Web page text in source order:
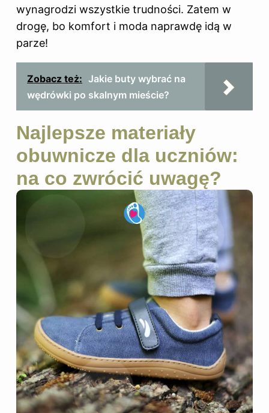
wynagrodzi wszystkie trudności. Zatem w
drogę, bo komfort i moda naprawdę idą w
parze!
Zobacz też: Jakie buty wybrać na
wędrówki po skalnym mieście?
Najlepsze materiały
obuwnicze dla uczniów:
na co zwrócić uwagę?